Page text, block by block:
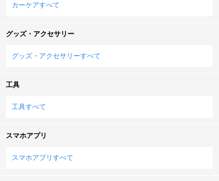
カーケアすべて
グッズ・アクセサリー
グッズ・アクセサリーすべて
工具
工具すべて
スマホアプリ
スマホアプリすべて